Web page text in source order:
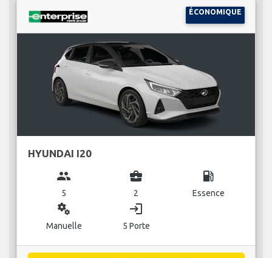
ÉCONOMIQUE
HYUNDAI I20
group
5
business_center
2
local_gas_station
Essence
miscellaneous_services
Manuelle
login
5 Porte